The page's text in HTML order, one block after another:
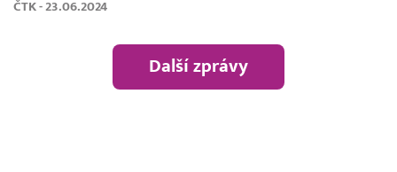
ČTK - 23.06.2024
Další zprávy